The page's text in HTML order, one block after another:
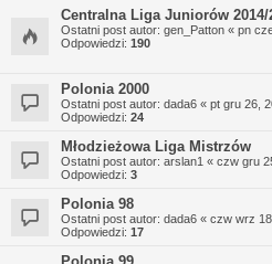
Centralna Liga Juniorów 2014/
Ostatni post autor: gen_Patton « pn
Odpowiedzi: 190
Polonia 2000
Ostatni post autor: dada6 « pt gru 26,
Odpowiedzi: 24
Młodzieżowa Liga Mistrzów
Ostatni post autor: arslan1 « czw gru
Odpowiedzi: 3
Polonia 98
Ostatni post autor: dada6 « czw wrz
Odpowiedzi: 17